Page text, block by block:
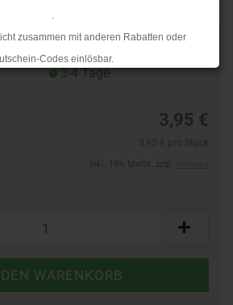
.
zusammen mit anderen Rabatten oder
Codes einlösbar.
.
jedoch zu längeren Lieferzeiten kommen.
3-4 Tage
3,95 €